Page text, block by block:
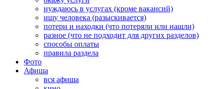
нуждаюсь в услугах (кроме вакансий)
ищу человека (разыскивается)
потери и находки (что потеряли или нашли)
разное (что не подходит для других разделов)
способы оплаты
правила раздела
Фото
Афиша
вся афиша